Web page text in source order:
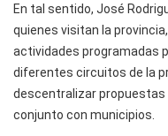
En tal sentido, José
quienes visitan la
actividades programadas
diferentes circuitos de la
descentralizar
conjunto con municipios.